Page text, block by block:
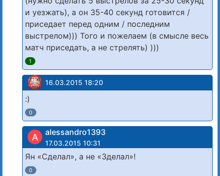
и уезжать), а он 35-40 секунд готовится /
приседает перед одним / последним
выстрелом))) Того и пожелаем (в смысле весь
матч приседать, а не стрелять) )))
1
16.03.2015 18:20
:)
0
A alessandro1393
17.03.2015 10:31
Ян «Сделал», а не «Зделал»!
0